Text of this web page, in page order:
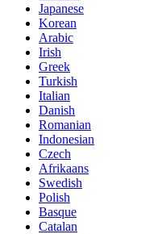
Japanese
Korean
Arabic
Irish
Greek
Turkish
Italian
Danish
Romanian
Indonesian
Czech
Afrikaans
Swedish
Polish
Basque
Catalan